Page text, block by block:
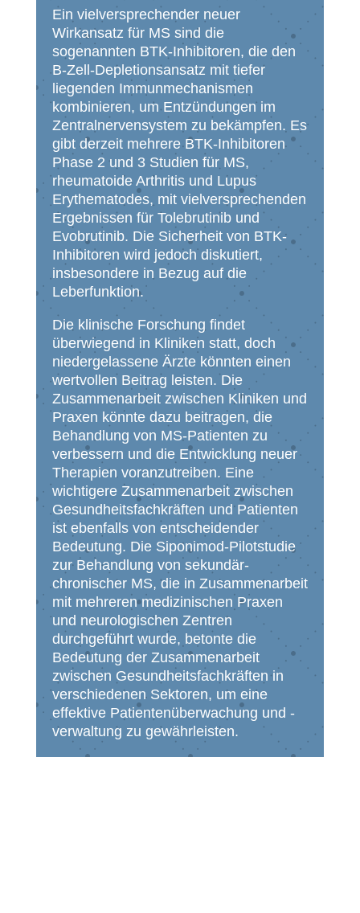
Ein vielversprechender neuer
Wirkansatz für MS sind die
sogenannten BTK-Inhibitoren, die den
B-Zell-Depletionsansatz mit tiefer
liegenden Immunmechanismen
kombinieren, um Entzündungen im
Zentralnervensystem zu bekämpfen. Es
gibt derzeit mehrere BTK-Inhibitoren
Phase 2 und 3 Studien für MS,
rheumatoide Arthritis und Lupus
Erythematodes, mit vielversprechenden
Ergebnissen für Tolebrutinib und
Evobrutinib. Die Sicherheit von BTK-
Inhibitoren wird jedoch diskutiert,
insbesondere in Bezug auf die
Leberfunktion.
Die klinische Forschung findet
überwiegend in Kliniken statt, doch
niedergelassene Ärzte könnten einen
wertvollen Beitrag leisten. Die
Zusammenarbeit zwischen Kliniken und
Praxen könnte dazu beitragen, die
Behandlung von MS-Patienten zu
verbessern und die Entwicklung neuer
Therapien voranzutreiben. Eine
wichtigere Zusammenarbeit zwischen
Gesundheitsfachkräften und Patienten
ist ebenfalls von entscheidender
Bedeutung. Die Siponimod-Pilotstudie
zur Behandlung von sekundär-
chronischer MS, die in Zusammenarbeit
mit mehreren medizinischen Praxen
und neurologischen Zentren
durchgeführt wurde, betonte die
Bedeutung der Zusammenarbeit
zwischen Gesundheitsfachkräften in
verschiedenen Sektoren, um eine
effektive Patientenüberwachung und -
verwaltung zu gewährleisten.